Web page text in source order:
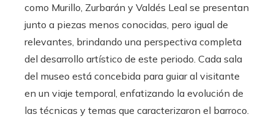
como Murillo, Zurbarán y Valdés Leal se presentan
junto a piezas menos conocidas, pero igual de
relevantes, brindando una perspectiva completa
del desarrollo artístico de este periodo. Cada sala
del museo está concebida para guiar al visitante
en un viaje temporal, enfatizando la evolución de
las técnicas y temas que caracterizaron el barroco.